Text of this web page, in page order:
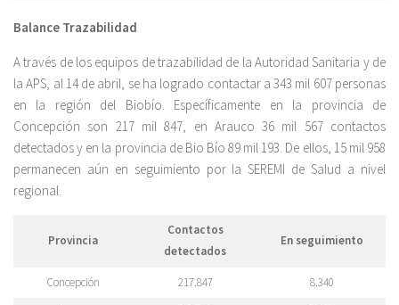
Balance Trazabilidad
A través de los equipos de trazabilidad de la Autoridad Sanitaria y de
la APS, al 14 de abril, se ha logrado contactar a 343 mil 607 personas
en la región del Biobío. Específicamente en la provincia de
Concepción son 217 mil 847, en Arauco 36 mil 567 contactos
detectados y en la provincia de Bio Bío 89 mil 193. De ellos, 15 mil 958
permanecen aún en seguimiento por la SEREMI de Salud a nivel
regional.
Provincia
Contactos
detectados
En seguimiento
Concepción 217.847 8.340